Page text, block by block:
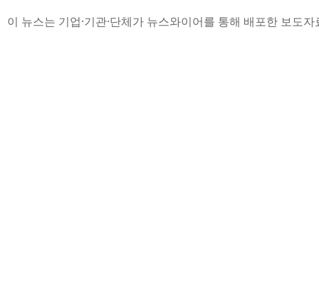
이 뉴스는 기업·기관·단체가 뉴스와이어를 통해 배포한 보도